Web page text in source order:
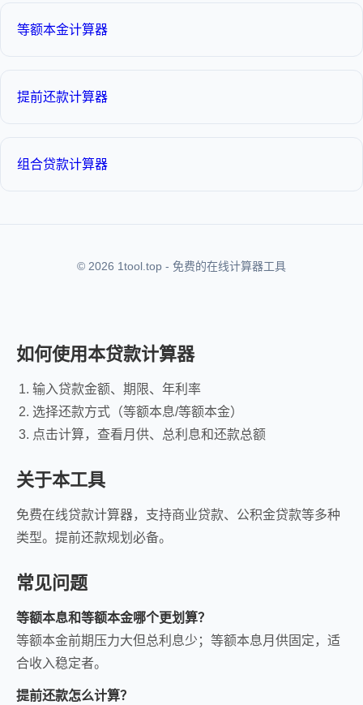
等额本金计算器
提前还款计算器
组合贷款计算器
© 2026 1tool.top - 免费的在线计算器工具
如何使用本贷款计算器
输入贷款金额、期限、年利率
选择还款方式（等额本息/等额本金）
点击计算，查看月供、总利息和还款总额
关于本工具
免费在线贷款计算器，支持商业贷款、公积金贷款等多种
类型。提前还款规划必备。
常见问题
等额本息和等额本金哪个更划算？
等额本金前期压力大但总利息少；等额本息月供固定，适
合收入稳定者。
提前还款怎么计算？